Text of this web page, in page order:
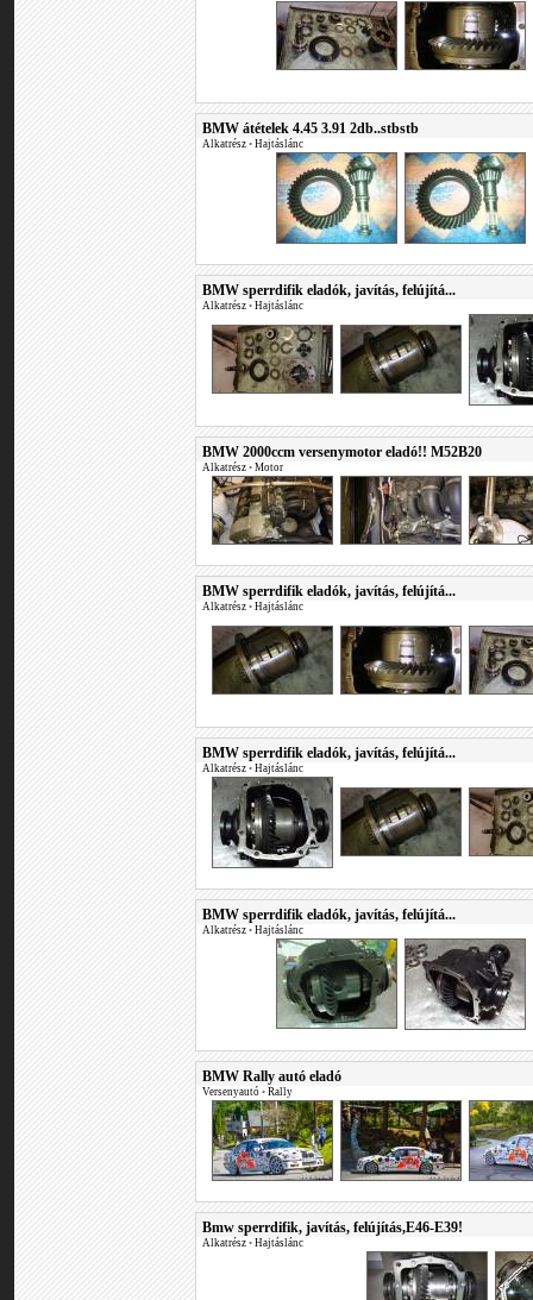
BMW átételek 4.45 3.91 2db..stbstb
Alkatrész • Hajtáslánc
BMW sperrdifik eladók, javítás, felújítá...
Alkatrész • Hajtáslánc
BMW 2000ccm versenymotor eladó!! M52B20
Alkatrész • Motor
BMW sperrdifik eladók, javítás, felújítá...
Alkatrész • Hajtáslánc
BMW sperrdifik eladók, javítás, felújítá...
Alkatrész • Hajtáslánc
BMW sperrdifik eladók, javítás, felújítá...
Alkatrész • Hajtáslánc
BMW Rally autó eladó
Versenyautó • Rally
Bmw sperrdifik, javítás, felújítás,E46-E39!
Alkatrész • Hajtáslánc